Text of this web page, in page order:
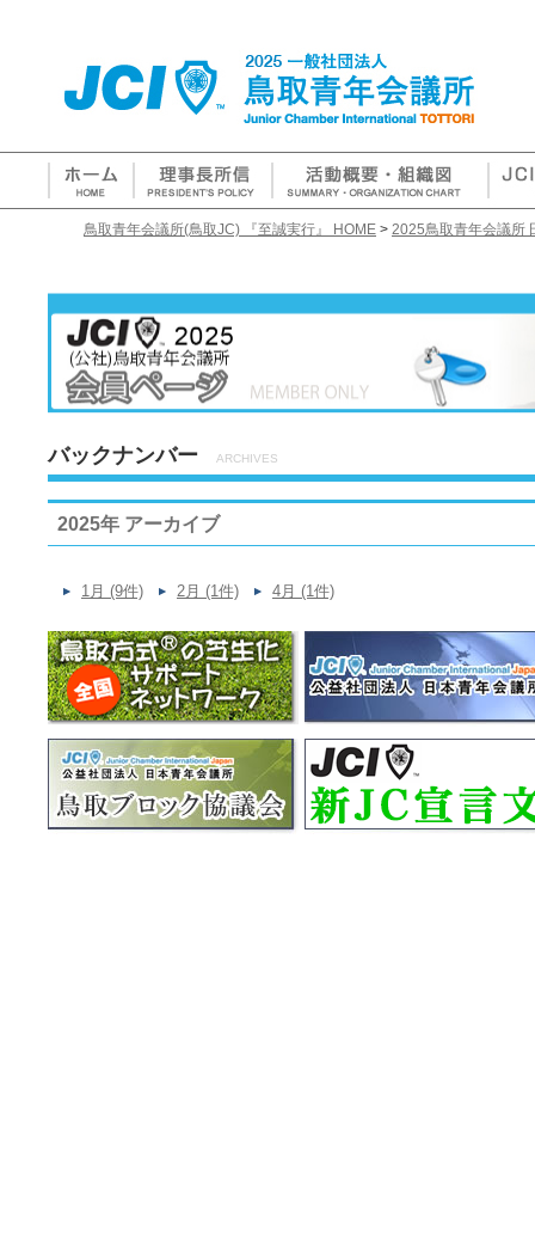
鳥取青年会議所(鳥取JC) 『至誠実行』 HOME > 2025鳥取青年会議所
バックナンバー ARCHIVES
2025年 アーカイブ
1月 (9件) 2月 (1件) 4月 (1件)